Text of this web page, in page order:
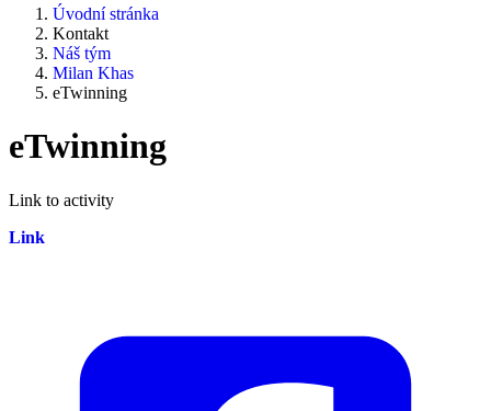
Úvodní stránka
Kontakt
Náš tým
Milan Khas
eTwinning
eTwinning
Link to activity
Link